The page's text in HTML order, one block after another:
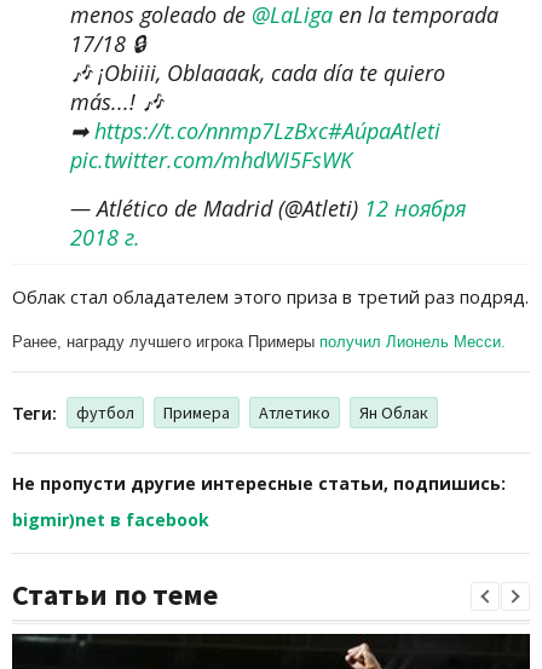
menos goleado de @LaLiga en la temporada
17/18 🔒
🎶 ¡Obiiii, Oblaaaak, cada día te quiero
más...! 🎶
➡https://t.co/nnmp7LzBxc#AúpaAtleti
pic.twitter.com/mhdWI5FsWK
— Atlético de Madrid (@Atleti) 12 ноября
2018 г.
Облак стал обладателем этого приза в третий раз подряд.
Ранее, награду лучшего игрока Примеры получил Лионель Месси.
Теги: футбол Примера Атлетико Ян Облак
Не пропусти другие интересные статьи, подпишись:
bigmir)net в facebook
Статьи по теме